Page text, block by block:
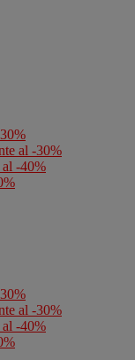
al -30%
-40%
al -30%
-40%